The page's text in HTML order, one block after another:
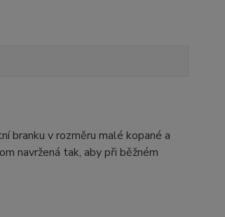
branku v rozměru malé kopané a
navržená tak, aby při běžném